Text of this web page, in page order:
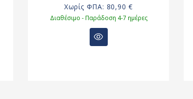
Χωρίς ΦΠΑ: 80,90 €
Διαθέσιμο - Παράδοση 4-7 ημέρες